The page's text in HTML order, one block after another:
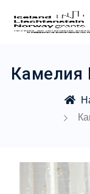
Камелия